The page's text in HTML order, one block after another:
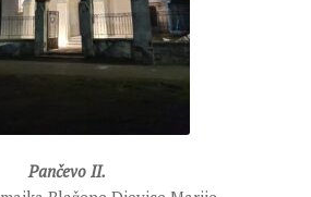
Pančevo II.